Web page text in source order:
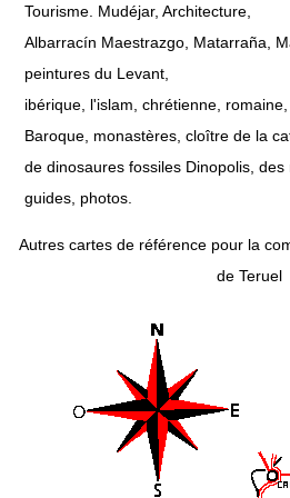
Tourisme. Mudéjar, Architecture,
Albarracín Maestrazgo, Matarraña,
peintures du Levant,
ibérique, l'islam, chrétienne,
Baroque, monastères, cloître de la
de dinosaures fossiles Dinopolis, des
guides, photos.
Autres cartes de référence pour la
de Teruel